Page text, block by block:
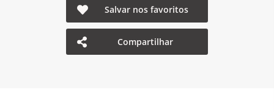
Salvar nos favoritos
Compartilhar